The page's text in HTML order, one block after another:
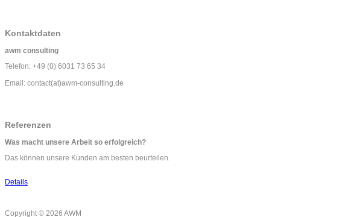
Kontaktdaten
awm consulting
Telefon: +49 (0) 6031 73 65 34
Email: contact(at)awm-consulting.de
Referenzen
Was macht unsere Arbeit so erfolgreich?
Das können unsere Kunden am besten beurteilen.
Details
Copyright © 2026 AWM